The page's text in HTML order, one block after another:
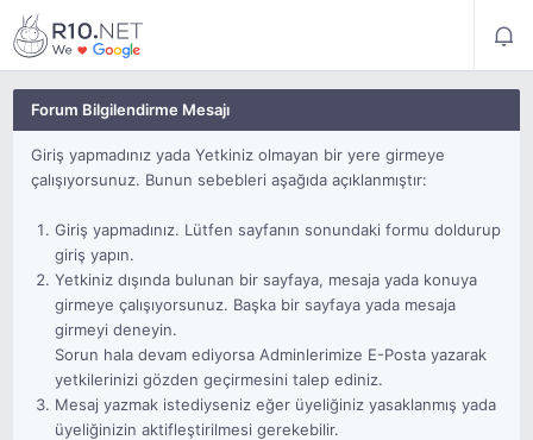
Forum Bilgilendirme Mesajı
Giriş yapmadınız yada Yetkiniz olmayan bir yere girmeye
çalışıyorsunuz. Bunun sebebleri aşağıda açıklanmıştır:
Giriş yapmadınız. Lütfen sayfanın sonundaki formu doldurup
giriş yapın.
Yetkiniz dışında bulunan bir sayfaya, mesaja yada konuya
girmeye çalışıyorsunuz. Başka bir sayfaya yada mesaja
girmeyi deneyin.
Sorun hala devam ediyorsa Adminlerimize E-Posta yazarak
yetkilerinizi gözden geçirmesini talep ediniz.
Mesaj yazmak istediyseniz eğer üyeliğiniz yasaklanmış yada
üyeliğinizin aktifleştirilmesi gerekebilir.